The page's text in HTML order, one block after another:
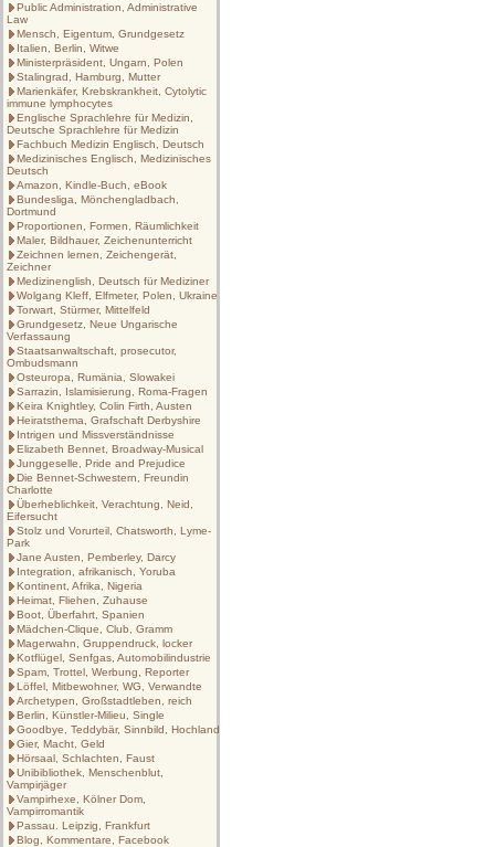
Public Administration, Administrative
Law
Mensch, Eigentum, Grundgesetz
Italien, Berlin, Witwe
Ministerpräsident, Ungarn, Polen
Stalingrad, Hamburg, Mutter
Marienkäfer, Krebskrankheit, Cytolytic
immune lymphocytes
Englische Sprachlehre für Medizin,
Deutsche Sprachlehre für Medizin
Fachbuch Medizin Englisch, Deutsch
Medizinisches Englisch, Medizinisches
Deutsch
Amazon, Kindle-Buch, eBook
Bundesliga, Mönchengladbach,
Dortmund
Proportionen, Formen, Räumlichkeit
Maler, Bildhauer, Zeichenunterricht
Zeichnen lernen, Zeichengerät,
Zeichner
Medizinenglish, Deutsch für Mediziner
Wolgang Kleff, Elfmeter, Polen, Ukraine
Torwart, Stürmer, Mittelfeld
Grundgesetz, Neue Ungarische
Verfassaung
Staatsanwaltschaft, prosecutor,
Ombudsmann
Osteuropa, Rumänia, Slowakei
Sarrazin, Islamisierung, Roma-Fragen
Keira Knightley, Colin Firth, Austen
Heiratsthema, Grafschaft Derbyshire
Intrigen und Missverständnisse
Elizabeth Bennet, Broadway-Musical
Junggeselle, Pride and Prejudice
Die Bennet-Schwestern, Freundin
Charlotte
Überheblichkeit, Verachtung, Neid,
Eifersucht
Stolz und Vorurteil, Chatsworth, Lyme-
Park
Jane Austen, Pemberley, Darcy
Integration, afrikanisch, Yoruba
Kontinent, Afrika, Nigeria
Heimat, Fliehen, Zuhause
Boot, Überfahrt, Spanien
Mädchen-Clique, Club, Gramm
Magerwahn, Gruppendruck, locker
Kotflügel, Senfgas, Automobilindustrie
Spam, Trottel, Werbung, Reporter
Löffel, Mitbewohner, WG, Verwandte
Archetypen, Großstadtleben, reich
Berlin, Künstler-Milieu, Single
Goodbye, Teddybär, Sinnbild, Hochland
Gier, Macht, Geld
Hörsaal, Schlachten, Faust
Unibibliothek, Menschenblut,
Vampirjäger
Vampirhexe, Kölner Dom,
Vampirromantik
Passau. Leipzig, Frankfurt
Blog, Kommentare, Facebook